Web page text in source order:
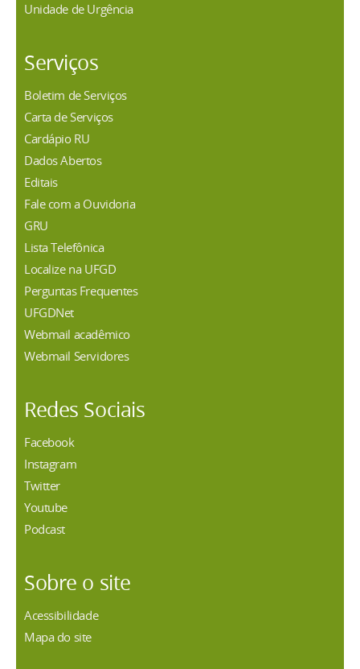
Unidade de Urgência
Serviços
Boletim de Serviços
Carta de Serviços
Cardápio RU
Dados Abertos
Editais
Fale com a Ouvidoria
GRU
Lista Telefônica
Localize na UFGD
Perguntas Frequentes
UFGDNet
Webmail acadêmico
Webmail Servidores
Redes Sociais
Facebook
Instagram
Twitter
Youtube
Podcast
Sobre o site
Acessibilidade
Mapa do site